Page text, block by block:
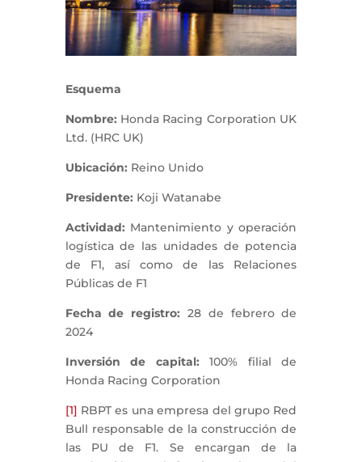
Esquema
Nombre: Honda Racing Corporation UK
Ltd. (HRC UK)
Ubicación: Reino Unido
Presidente: Koji Watanabe
Actividad: Mantenimiento y operación
logística de las unidades de potencia
de F1, así como de las Relaciones
Públicas de F1
Fecha de registro: 28 de febrero de
2024
Inversión de capital: 100% filial de
Honda Racing Corporation
[1] RBPT es una empresa del grupo Red
Bull responsable de la construcción de
las PU de F1. Se encargan de la